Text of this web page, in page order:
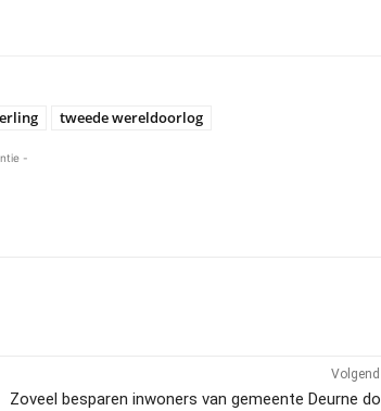
tweede wereldoorlog
-
Zoveel besparen inwoners van gemeente Deurne